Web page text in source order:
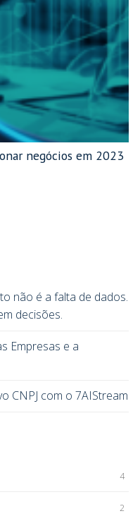
negócios em 2023
não é a falta de dados.
decisões.
Empresas e a
CNPJ com o 7AIStream
4
2